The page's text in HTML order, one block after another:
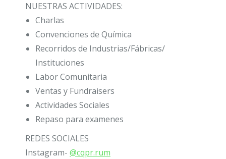
NUESTRAS ACTIVIDADES:
Charlas
Convenciones de Química
Recorridos de Industrias/Fábricas/
Instituciones
Labor Comunitaria
Ventas y Fundraisers
Actividades Sociales
Repaso para examenes
REDES SOCIALES
Instagram- @cqpr.rum